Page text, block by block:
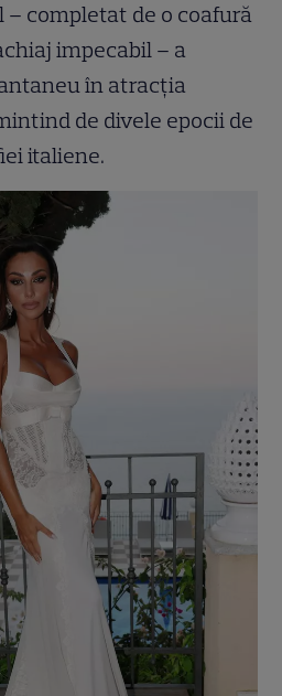
completat de o coafură
impecabil – a
în atracția
de divele epocii de
italiene.